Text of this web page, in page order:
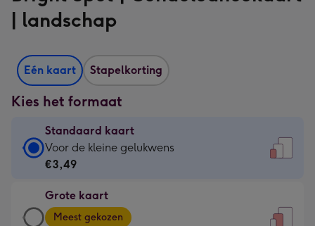
| landschap
Eén kaart Stapelkorting
Kies het formaat
Standaard kaart
Standaard
kaart
€3,49
-
Voor de kleine gelukwens
€3,49
Grote kaart
Grote
Meest gekozen